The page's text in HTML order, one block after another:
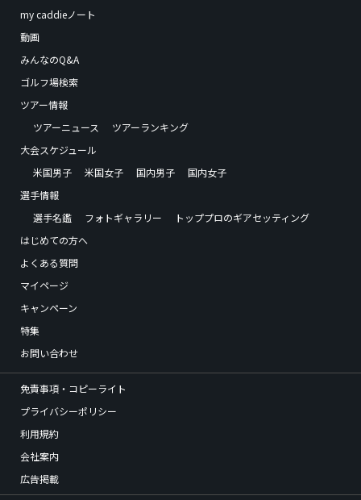
my caddieノート
動画
みんなのQ&A
ゴルフ場検索
ツアー情報
ツアーニュース
ツアーランキング
大会スケジュール
米国男子
米国女子 国内男子
国内女子
選手情報
選手名鑑
フォトギャラリー
トッププロのギアセッティング
はじめての方へ
よくある質問
マイページ
キャンペーン
特集
お問い合わせ
免責事項・コピーライト
プライバシーポリシー
利用規約
会社案内
広告掲載